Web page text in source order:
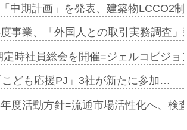
中期計画」を発表、建築物LCCO2
事業、「外国人との取引実務調査
定時社員総会を開催=ジェルコビジ
ども応援PJ」3社が新たに参加…
度活動方針=流通市場活性化へ、検